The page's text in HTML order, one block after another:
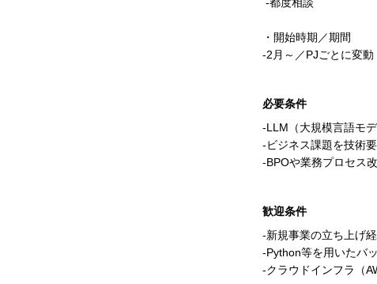
・開始時期／期間
-2月～／PJごとに変動
必要条件
-LLM（大規模言語モ
-ビジネス課題を技術
-BPOや業務プロセス
歓迎条件
-新規事業の立ち上げ
-Python等を用いたバ
-クラウドインフラ（